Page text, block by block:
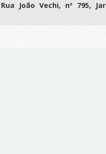
João Vechi, nº 795,